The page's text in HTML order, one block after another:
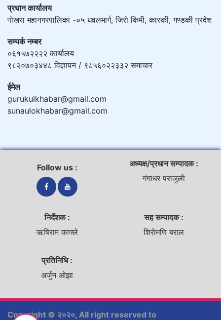
प्रधान कार्यालय
पोखरा महानगरपालिका -०५ धवलमार्ग, जिरो किमी, कास्की, गण्डकी प्रदेश
सम्पर्क नम्बर
०६१५७२२२२ कार्यालय
९८२०७०३४४८ विज्ञापन / ९८५६०२२३३२ समाचार
ईमेल
gurukulkhabar@gmail.com
sunaulokhabar@gmail.com
Follow us :
अध्यक्ष/प्रधान सम्पादक :
गंगाधर पराजुली
निर्देशक :
ऋषिराम काफ्ले
सह सम्पादक :
शिराेमणि बराल
प्रतिनिधि :
अर्जुन ओझा
Copyright © २०२०, All right reserved to